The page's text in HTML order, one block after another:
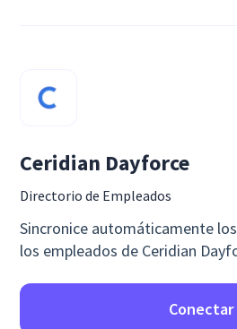
Ceridian Dayforce
Directorio de Empleados
Sincronice automáticamente
los empleados de Ceridian
Conectar